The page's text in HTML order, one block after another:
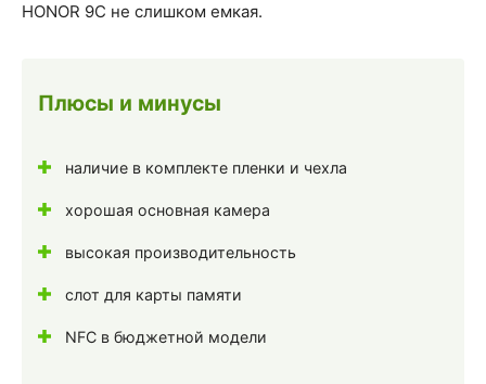
HONOR 9C не слишком емкая.
Плюсы и минусы
наличие в комплекте пленки и чехла
хорошая основная камера
высокая производительность
слот для карты памяти
NFC в бюджетной модели